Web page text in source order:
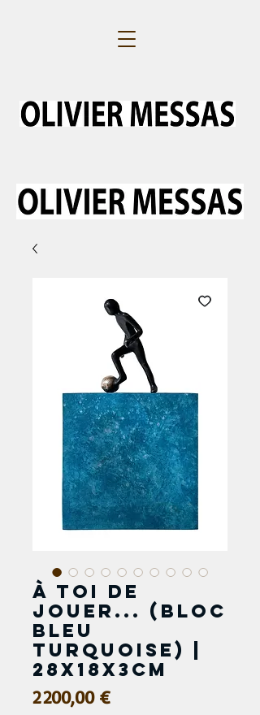
À toi de
jouer... (bloc
bleu
turquoise) |
28x18x3cm
2 200,00 €Prix